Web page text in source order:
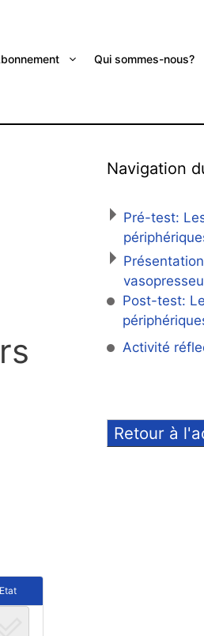
Qui sommes-nous?
Etat
Navigation
Pré-test:
Post-test:
Activité
Retour à